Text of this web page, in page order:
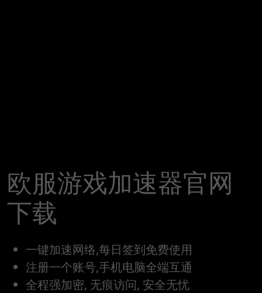
欧服游戏加速器官网
下载
一键加速网络,每日签到免费使用
注册一个账号,手机电脑全端互通
全程强加密, 无痕访问, 安全无忧